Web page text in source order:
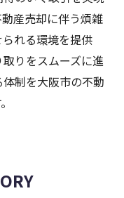
産売却に伴う煩雑
れる環境を提供
りをスムーズに進
制を大阪市の不動